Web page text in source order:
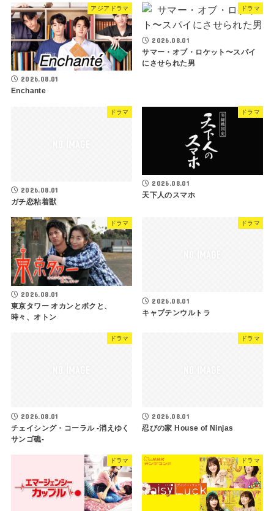
アジアドラマ
2026.08.01
Enchante
ドラマ
2026.08.01
サマー・オブ・ロケット〜スパイ
にさせられた男
ドラマ
2026.08.01
ガチ恋粘着獣
ドラマ
2026.08.01
天下人のスマホ
ドラマ
2026.08.01
東京タワー オカンとボクと、
時々、オトン
ドラマ
2026.08.01
キャプテンウルトラ
ドラマ
2026.08.01
チェイシング・コーラル -消えゆく
サンゴ礁-
ドラマ
2026.08.01
忍びの家 House of Ninjas
ドラマ ドラマ